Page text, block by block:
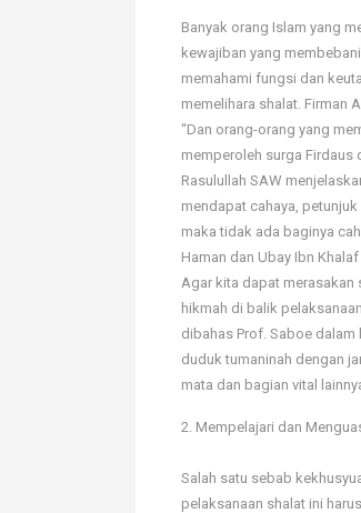
Banyak orang Islam yang
kewajiban yang
memahami fungsi dan
memelihara shalat. Firman
“Dan orang-orang yang
memperoleh surga Firdaus
Rasulullah SAW
mendapat cahaya,
maka tidak ada baginya
Haman dan Ubay Ibn
Agar kita dapat merasakan
hikmah di balik
dibahas Prof. Saboe dalam
duduk tumaninah dengan
mata dan bagian vital
2. Mempelajari dan
Salah satu sebab
pelaksanaan shalat ini